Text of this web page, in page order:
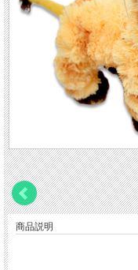
商品説明